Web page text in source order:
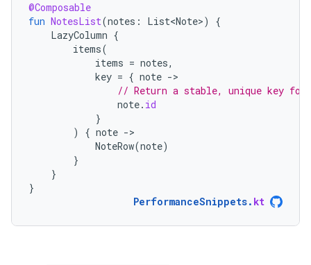
@Composable
fun NotesList(notes : List<Note>)
{
LazyColumn {
items(
items = notes,
key = { note -
// Return a stable, unique key for
note. id
}
)
{ note -
NoteRow(note)
}
}
}
PerformanceSnippets. kt